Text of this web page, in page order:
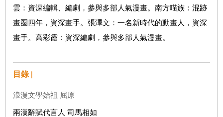
雲：資深編輯、編劇，參與多部人氣漫畫。南方喵族：混跡
畫圈四年，資深畫手。張澤文：一名新時代的動畫人，資深
畫手。高彩霞：資深編劇，參與多部人氣漫畫。
目錄 |
浪漫文學始祖 屈原
兩漢辭賦代言人 司馬相如